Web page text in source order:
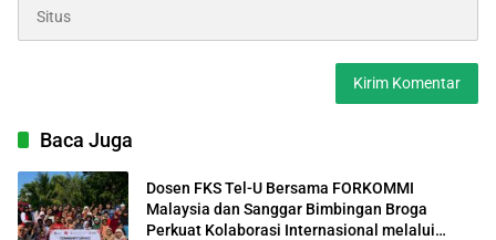
Baca Juga
Dosen FKS Tel-U Bersama FORKOMMI
Malaysia dan Sanggar Bimbingan Broga
Perkuat Kolaborasi Internasional melalui